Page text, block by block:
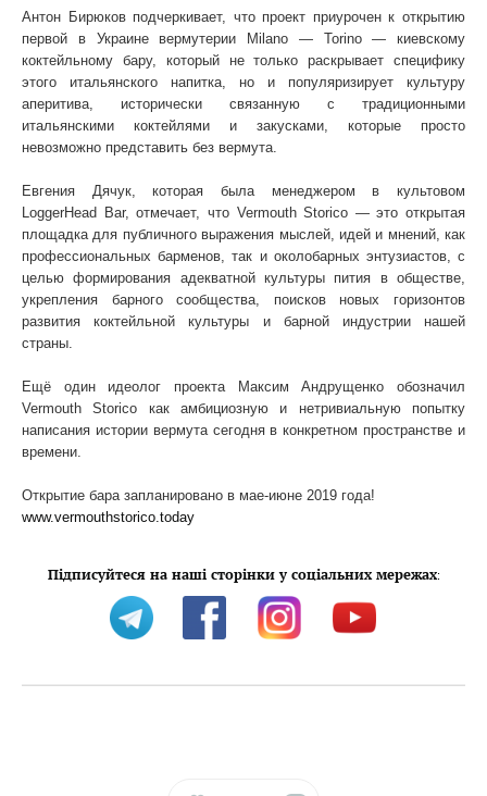
Антон Бирюков подчеркивает, что проект приурочен к открытию
первой в Украине вермутерии Milano — Torino — киевскому
коктейльному бару, который не только раскрывает специфику
этого итальянского напитка, но и популяризирует культуру
аперитива, исторически связанную с традиционными
итальянскими коктейлями и закусками, которые просто
невозможно представить без вермута.
Евгения Дячук, которая была менеджером в культовом
LoggerHead Bar, отмечает, что Vermouth Storico — это открытая
площадка для публичного выражения мыслей, идей и мнений, как
профессиональных барменов, так и околобарных энтузиастов, с
целью формирования адекватной культуры пития в обществе,
укрепления барного сообщества, поисков новых горизонтов
развития коктейльной культуры и барной индустрии нашей
страны.
Ещё один идеолог проекта Максим Андрущенко обозначил
Vermouth Storico как амбициозную и нетривиальную попытку
написания истории вермута сегодня в конкретном пространстве и
времени.
Открытие бара запланировано в мае-июне 2019 года!
www.vermouthstorico.today
Підписуйтеся на наші сторінки у соціальних мережах: